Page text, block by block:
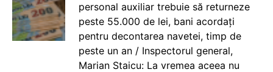
personal auxiliar trebuie să returneze
peste 55.000 de lei, bani acordați
pentru decontarea navetei, timp de
peste un an / Inspectorul general,
Marian Staicu: La vremea aceea nu